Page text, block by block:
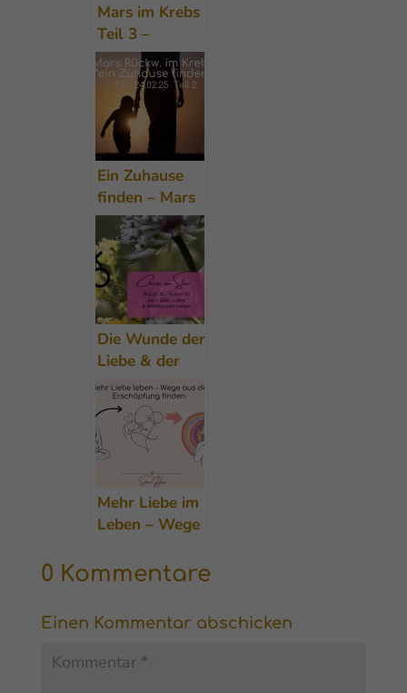
Mars im Krebs
Teil 3 –
Mutterwunde
heilen und
gesunde
Beziehungen
leben –
27.März 25
Ein Zuhause
finden – Mars
im Krebs
Rückwärtsphase
– 6.1. – 24.2.25
Die Wunde der
Liebe & der
Weiblichkeit
heilen – Chiron
im Stier von
Juni 26 – Juni
Mehr Liebe im
Leben – Wege
Erschöpfung
0 Kommentare
Einen Kommentar abschicken